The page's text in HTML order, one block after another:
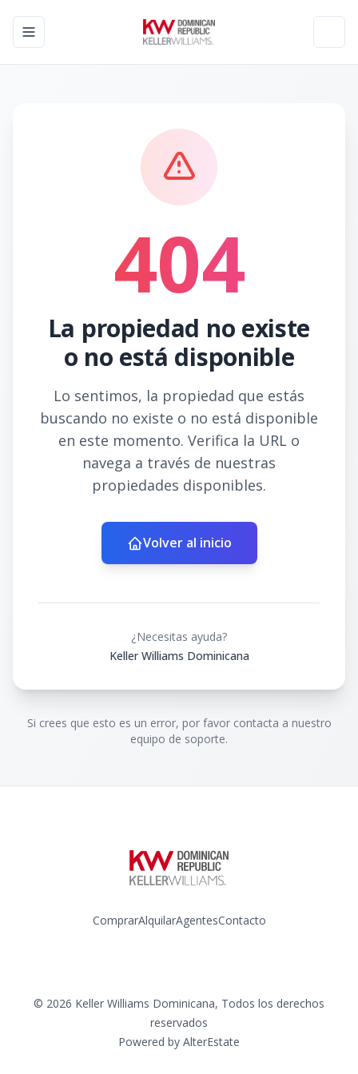
Toggle navigation menu
404
La propiedad no existe
o no está disponible
Lo sentimos, la propiedad que estás
buscando no existe o no está disponible
en este momento. Verifica la URL o
navega a través de nuestras
propiedades disponibles.
Volver al inicio
¿Necesitas ayuda?
Keller Williams Dominicana
Si crees que esto es un error, por favor contacta a nuestro
equipo de soporte.
ComprarAlquilarAgentesContacto
© 2026 Keller Williams Dominicana, Todos los derechos
reservados
Powered by AlterEstate